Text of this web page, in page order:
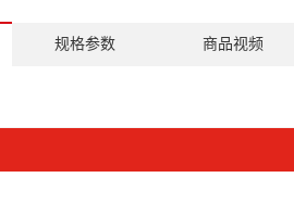
规格参数 商品视频